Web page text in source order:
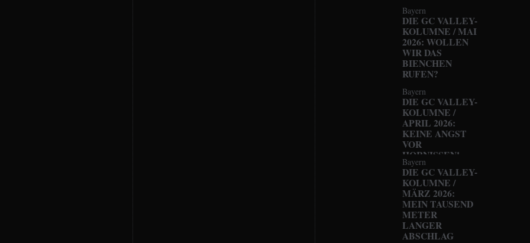
Bayern
DIE GC VALLEY-
KOLUMNE / MAI
2026: WOLLEN
WIR DAS
BIENCHEN
RUFEN?
Bayern
DIE GC VALLEY-
KOLUMNE /
APRIL 2026:
KEINE ANGST
VOR
HORNISSEN!
Bayern
DIE GC VALLEY-
KOLUMNE /
MÄRZ 2026:
MEIN TAUSEND
METER
LANGER
ABSCHLAG